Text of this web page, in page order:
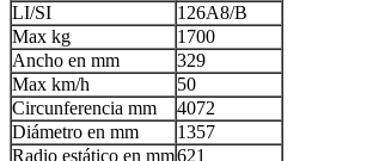
LI/SI
126A8/B
Max kg
1700
Ancho en mm
329
Max km/h
50
Circunferencia mm
4072
Diámetro en mm
1357
Radio estático en mm621